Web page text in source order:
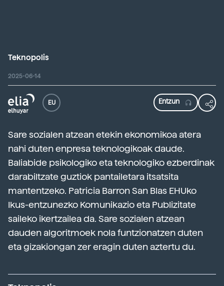
Teknopolis
2025-06-14
EU
Sare sozialen atzean etekin ekonomikoa atera
nahi duten enpresa teknologikoak daude.
Baliabide psikologiko eta teknologiko ezberdinak
darabiltzate guztiok pantailetara itsatsita
mantentzeko. Patricia Barron San Blas EHUko
Ikus-entzunezko Komunikazio eta Publizitate
saileko ikertzailea da. Sare sozialen atzean
dauden algoritmoek nola funtzionatzen duten
eta gizakiongan zer eragin duten aztertu du.